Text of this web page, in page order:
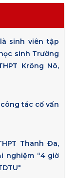
sinh viên tập
sinh Trường
Krông Nô,
tác cố vấn
Thanh Đa,
nghiệm “4 giờ